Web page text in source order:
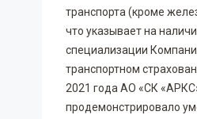
транспорта (кроме
что указывает на
специализации
транспортном
2021 года АО «СК
продемонстрировало